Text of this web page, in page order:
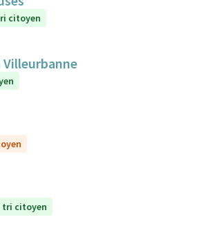
citoyen
tri citoyen